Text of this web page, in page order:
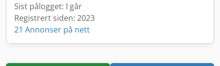
Sist pålogget: I går
Registrert siden: 2023
21 Annonser på nett